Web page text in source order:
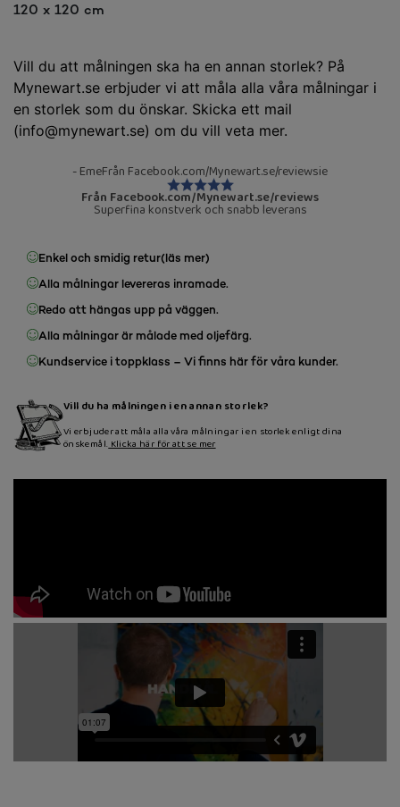
120 x 120 cm
Vill du att målningen ska ha en annan storlek? På
Mynewart.se erbjuder vi att måla alla våra målningar i
en storlek som du önskar. Skicka ett mail
(info@mynewart.se) om du vill veta mer.
- EmeFrån Facebook.com/Mynewart.se/reviewsie
Från Facebook.com/Mynewart.se/reviews
Superfina konstverk och snabb leverans
Enkel och smidig retur(läs mer)
Alla målningar levereras inramade.
Redo att hängas upp på väggen.
Alla målningar är målade med oljefärg.
Kundservice i toppklass – Vi finns här för våra kunder.
Vill du ha målningen i en annan storlek?
Vi erbjuder att måla alla våra målningar i en storlek enligt dina
önskemål. Klicka här för att se mer